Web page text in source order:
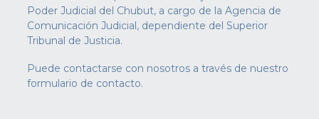
Poder Judicial del Chubut, a cargo de la Agencia de
Comunicación Judicial, dependiente del Superior
Tribunal de Justicia.
Puede contactarse con nosotros a través de nuestro
formulario de contacto.